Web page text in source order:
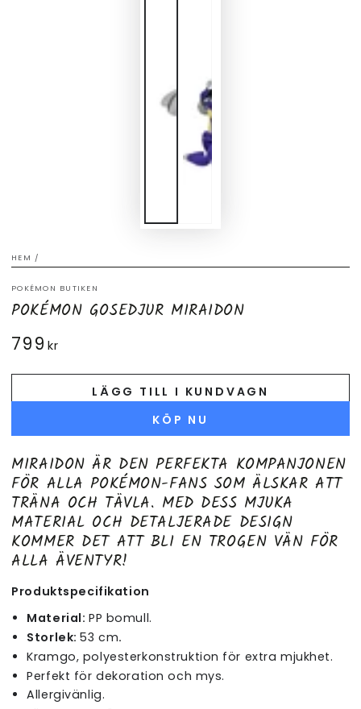
HEM /
POKÉMON BUTIKEN
POKÉMON GOSEDJUR MIRAIDON
Ordinarie
799 kr
LÄGG TILL I KUNDVAGN
KÖP NU
MIRAIDON ÄR DEN PERFEKTA KOMPANJONEN
FÖR ALLA POKÉMON-FANS SOM ÄLSKAR ATT
TRÄNA OCH TÄVLA. MED DESS MJUKA
MATERIAL OCH DETALJERADE DESIGN
KOMMER DET ATT BLI EN TROGEN VÄN FÖR
ALLA ÄVENTYR!
Produktspecifikation
Material: PP bomull.
Storlek:53 cm.
Kramgo, polyesterkonstruktion för extra mjukhet.
Perfekt för dekoration och mys.
Allergivänlig.